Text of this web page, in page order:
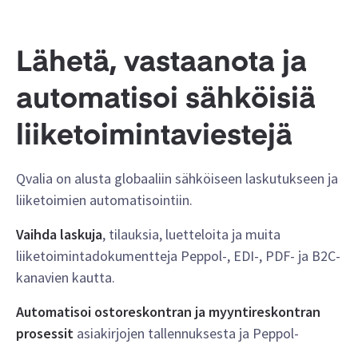
Lähetä, vastaanota ja
automatisoi sähköisiä
liiketoimintaviestejä
Qvalia on alusta globaaliin sähköiseen laskutukseen ja
liiketoimien automatisointiin.
Vaihda laskuja, tilauksia, luetteloita ja muita
liiketoimintadokumentteja Peppol-, EDI-, PDF- ja B2C-
kanavien kautta.
Automatisoi ostoreskontran ja myyntireskontran
prosessit asiakirjojen tallennuksesta ja Peppol-